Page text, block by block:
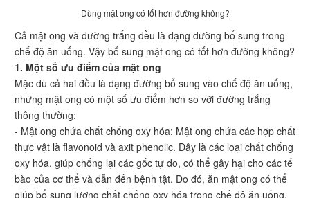
Dùng mật ong có tốt hơn đường không?
Cả mật ong và đường trắng đều là dạng đường bổ sung trong
chế độ ăn uống. Vậy bổ sung mật ong có tốt hơn đường không?
1. Một số ưu điểm của mật ong
Mặc dù cả hai đều là dạng đường bổ sung vào chế độ ăn uống,
nhưng mật ong có một số ưu điểm hơn so với đường trắng
thông thường:
- Mật ong chứa chất chống oxy hóa: Mật ong chứa các hợp chất
thực vật là flavonoid và axit phenolic. Đây là các loại chất chống
oxy hóa, giúp chống lại các gốc tự do, có thể gây hại cho các tế
bào của cơ thể và dẫn đến bệnh tật. Do đó, ăn mật ong có thể
giúp bổ sung lượng chất chống oxy hóa trong chế độ ăn uống,